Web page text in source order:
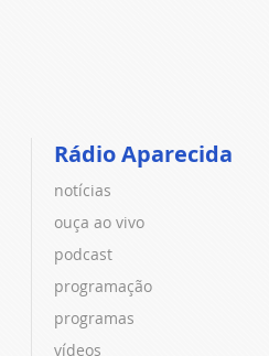
Rádio Aparecida
notícias
ouça ao vivo
podcast
programação
programas
vídeos